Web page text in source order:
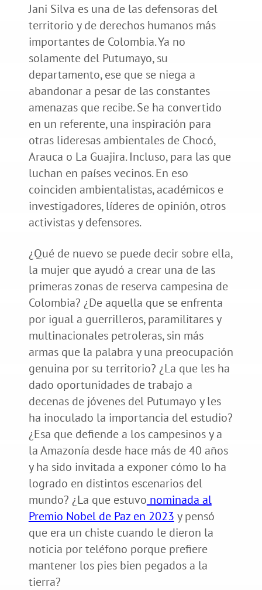
Jani Silva es una de las defensoras del
territorio y de derechos humanos más
importantes de Colombia. Ya no
solamente del Putumayo, su
departamento, ese que se niega a
abandonar a pesar de las constantes
amenazas que recibe. Se ha convertido
en un referente, una inspiración para
otras lideresas ambientales de Chocó,
Arauca o La Guajira. Incluso, para las que
luchan en países vecinos. En eso
coinciden ambientalistas, académicos e
investigadores, líderes de opinión, otros
activistas y defensores.
¿Qué de nuevo se puede decir sobre ella,
la mujer que ayudó a crear una de las
primeras zonas de reserva campesina de
Colombia? ¿De aquella que se enfrenta
por igual a guerrilleros, paramilitares y
multinacionales petroleras, sin más
armas que la palabra y una preocupación
genuina por su territorio? ¿La que les ha
dado oportunidades de trabajo a
decenas de jóvenes del Putumayo y les
ha inoculado la importancia del estudio?
¿Esa que defiende a los campesinos y a
la Amazonía desde hace más de 40 años
y ha sido invitada a exponer cómo lo ha
logrado en distintos escenarios del
mundo? ¿La que estuvo nominada al
Premio Nobel de Paz en 2023 y pensó
que era un chiste cuando le dieron la
noticia por teléfono porque prefiere
mantener los pies bien pegados a la
tierra?